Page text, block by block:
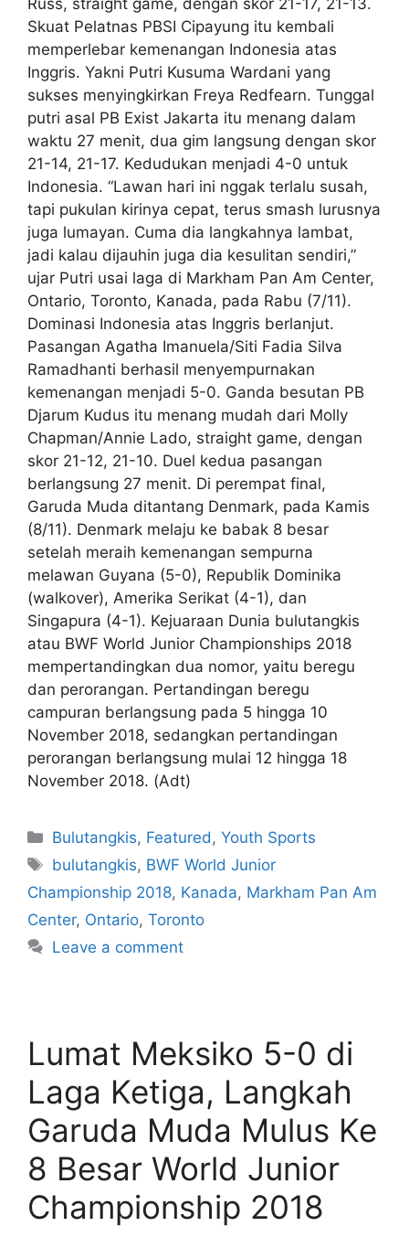
Skuat Pelatnas PBSI Cipayung itu kembali
memperlebar kemenangan Indonesia atas
Inggris. Yakni Putri Kusuma Wardani yang
sukses menyingkirkan Freya Redfearn. Tunggal
putri asal PB Exist Jakarta itu menang dalam
waktu 27 menit, dua gim langsung dengan skor
21-14, 21-17. Kedudukan menjadi 4-0 untuk
Indonesia. “Lawan hari ini nggak terlalu susah,
tapi pukulan kirinya cepat, terus smash lurusnya
juga lumayan. Cuma dia langkahnya lambat,
jadi kalau dijauhin juga dia kesulitan sendiri,”
ujar Putri usai laga di Markham Pan Am Center,
Ontario, Toronto, Kanada, pada Rabu (7/11).
Dominasi Indonesia atas Inggris berlanjut.
Pasangan Agatha Imanuela/Siti Fadia Silva
Ramadhanti berhasil menyempurnakan
kemenangan menjadi 5-0. Ganda besutan PB
Djarum Kudus itu menang mudah dari Molly
Chapman/Annie Lado, straight game, dengan
skor 21-12, 21-10. Duel kedua pasangan
berlangsung 27 menit. Di perempat final,
Garuda Muda ditantang Denmark, pada Kamis
(8/11). Denmark melaju ke babak 8 besar
setelah meraih kemenangan sempurna
melawan Guyana (5-0), Republik Dominika
(walkover), Amerika Serikat (4-1), dan
Singapura (4-1). Kejuaraan Dunia bulutangkis
atau BWF World Junior Championships 2018
mempertandingkan dua nomor, yaitu beregu
dan perorangan. Pertandingan beregu
campuran berlangsung pada 5 hingga 10
November 2018, sedangkan pertandingan
perorangan berlangsung mulai 12 hingga 18
November 2018. (Adt)
Bulutangkis, Featured ,Youth Sports
bulutangkis, BWF World Junior
Championship 2018, Kanada, Markham Pan Am
Center, Ontario, Toronto
Leave a comment
Lumat Meksiko 5-0 di
Laga Ketiga, Langkah
Garuda Muda Mulus Ke
8 Besar World Junior
Championship 2018